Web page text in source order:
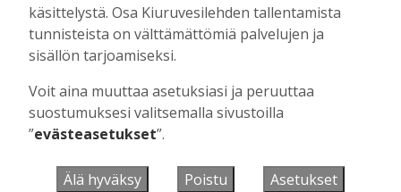
Tilaajille
Aku Laatikainen 28.7.2026 11:03
UUSIMMAT
Terveisiä eduskuntaan
käsittelystä. Osa Kiuruvesilehden tallentamista
tunnisteista on välttämättömiä palvelujen ja
sisällön tarjoamiseksi.
Voit aina muuttaa asetuksiasi ja peruuttaa
suostumuksesi valitsemalla sivustoilla
”evästeasetukset”.
Älä hyväksy Poistu Asetukset